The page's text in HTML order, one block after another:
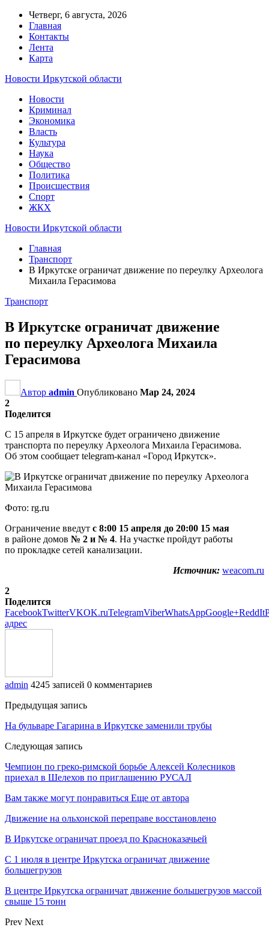
Четверг, 6 августа, 2026
Главная
Контакты
Лента
Карта
Новости Иркутской области
Новости
Криминал
Экономика
Власть
Культура
Наука
Общество
Политика
Происшествия
Спорт
ЖКХ
Новости Иркутской области
Главная
Транспорт
В Иркутске ограничат движение по переулку Археолога
Михаила Герасимова
Транспорт
В Иркутске ограничат движение
по переулку Археолога Михаила
Герасимова
Автор admin Опубликовано Мар 24, 2024
2
Поделится
С 15 апреля в Иркутске будет ограничено движение
транспорта по переулку Археолога Михаила Герасимова.
Об этом сообщает telegram-канал «Город Иркутск».
Фото: rg.ru
Ограничение введут с 8:00 15 апреля до 20:00 15 мая
в районе домов № 2 и № 4. На участке пройдут работы
по прокладке сетей канализации.
Источник: weacom.ru
2
Поделится
FacebookTwitterVKOK.ruTelegramViberWhatsAppGoogle+ReddIt
адрес
admin 4245 записей 0 комментариев
Предыдущая запись
На бульваре Гагарина в Иркутске заменили трубы
Следующая запись
Чемпион по греко-римской борьбе Алексей Колесников
приехал в Шелехов по приглашению РУСАЛ
Вам также могут понравиться Еще от автора
Движение на ольхонской переправе восстановлено
В Иркутске ограничат проезд по Красноказачьей
С 1 июля в центре Иркутска ограничат движение
большегрузов
В центре Иркутска ограничат движение большегрузов массой
свыше 15 тонн
Prev Next